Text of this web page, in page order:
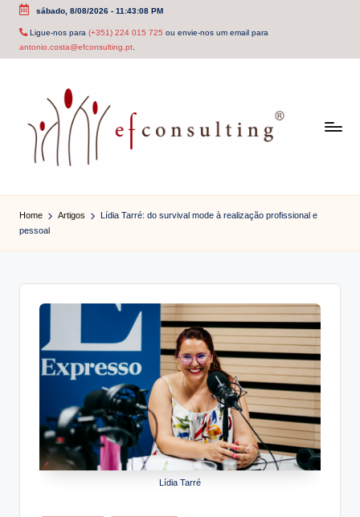
Skip
sábado, 8/08/2026- 11:43:08 PM
Ligue-nos para (+351) 224 015 725 ou envie-nos um email para
antonio.costa@efconsulting.pt.
f
c
Home Artigos
Lídia Tarré: do survival mode à realização profissional e
pessoal
Lídia Tarré